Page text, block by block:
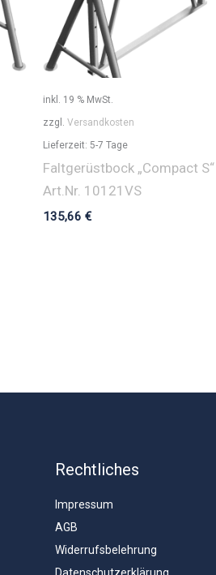
inkl. 19 % MwSt.
zzgl. Versandkosten
Lieferzeit: 5-7 Tage
Faltgerüstbock „Compact
Art.Nr. 10121VS
135,66 €
Rechtliches
Impressum
AGB
Widerrufsbelehrung
Datenschutzerklärung